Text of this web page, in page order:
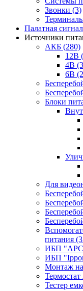
Звонки (3)
Палатная
Источники
АКБ (280)
12В
4В
6В
Блоки
Для
питания
ИБП
ИБП
Монтаж
Тестер